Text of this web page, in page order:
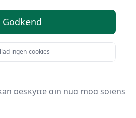
del af enhver
solen står højt på himlen.
af de forskellige aspekter af
beskytte din hud mod solens
Godkend
ingen cookies